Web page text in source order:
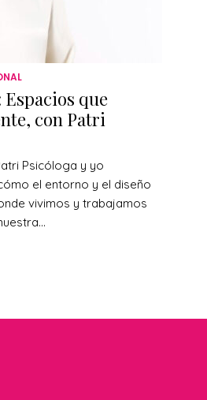
que
con Patri
Psicóloga y yo
el entorno y el diseño
vivimos y trabajamos